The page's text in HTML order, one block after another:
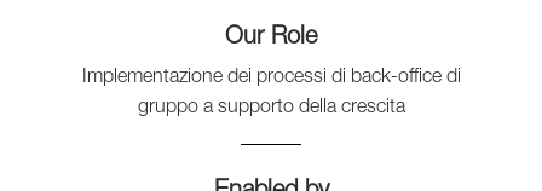
Our Role
Implementazione dei processi di back-office di
gruppo a supporto della crescita